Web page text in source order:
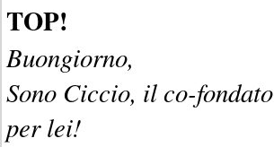
TOP!
Buongiorno,
Sono Ciccio, il co-
per lei!